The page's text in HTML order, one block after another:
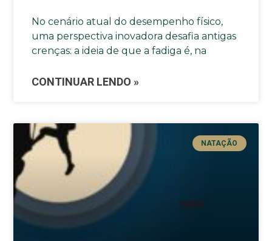
No cenário atual do desempenho físico,
uma perspectiva inovadora desafia antigas
crenças: a ideia de que a fadiga é, na
CONTINUAR LENDO »
NATAÇÃO